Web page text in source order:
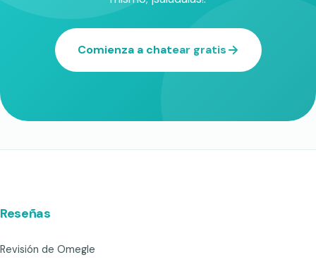
Comienza a chatear gratis
Reseñas
Revisión de Omegle